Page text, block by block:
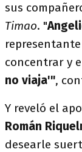
sus
Timao. "
concentrar y
no viaja'",
Y reveló el
Román
desearle